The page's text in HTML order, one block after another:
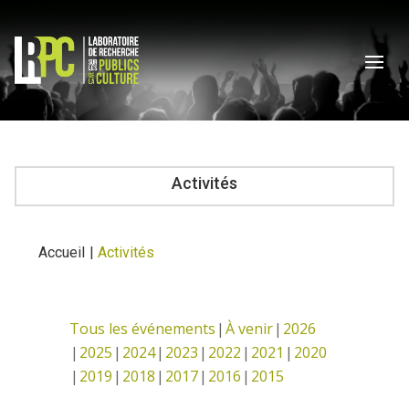
Activités
Accueil | Activités
Tous les événements À venir 2026
2025 2024 2023 2022 2021
2020
2019 2018 2017 2016 2015